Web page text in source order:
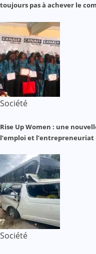
toujours pas à achever le
Société
Rise Up Women : une
l’emploi et l’entrepreneuriat
Société